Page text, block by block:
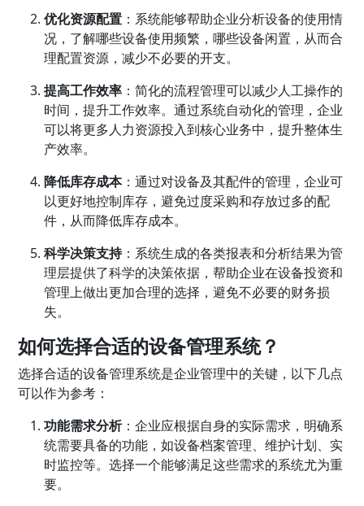
优化资源配置 ：系统能够帮助企业分析设备的使用情
况，了解哪些设备使用频繁，哪些设备闲置，从而合
理配置资源，减少不必要的开支。
提高工作效率 ：简化的流程管理可以减少人工操作的
时间，提升工作效率。通过系统自动化的管理，企业
可以将更多人力资源投入到核心业务中，提升整体生
产效率。
降低库存成本：通过对设备及其配件的管理，企业可
以更好地控制库存，避免过度采购和存放过多的配
件，从而降低库存成本。
科学决策支持：系统生成的各类报表和分析结果为管
理层提供了科学的决策依据，帮助企业在设备投资和
管理上做出更加合理的选择，避免不必要的财务损
失。
如何选择合适的设备管理系统？
选择合适的设备管理系统是企业管理中的关键，以下几点
可以作为参考：
功能需求分析：企业应根据自身的实际需求，明确系
统需要具备的功能，如设备档案管理、维护计划、实
时监控等。选择一个能够满足这些需求的系统尤为重
要。